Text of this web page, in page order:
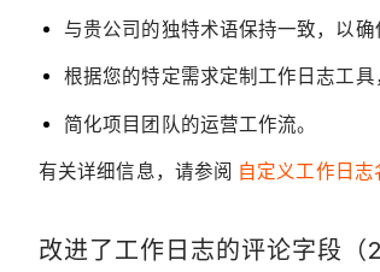
与贵公司的独特术语保持一致，以确
根据您的特定需求定制工作日志工具
简化项目团队的运营工作流。
有关详细信息，请参阅 自定义工作日志
改进了工作日志的评论字段